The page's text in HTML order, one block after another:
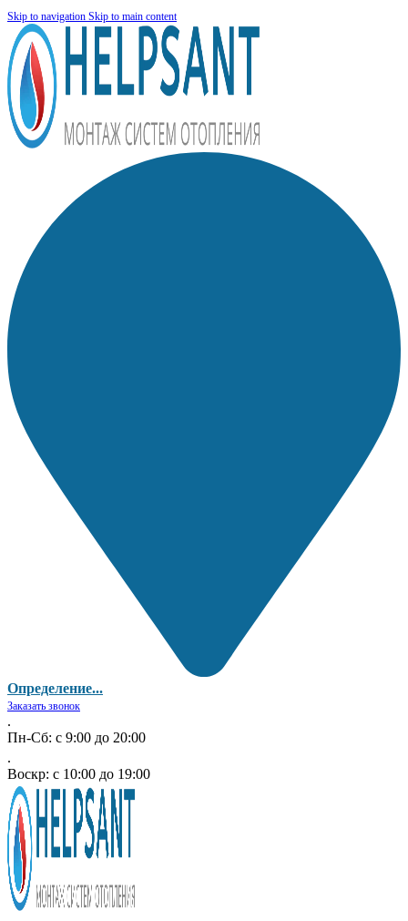
Skip to navigation Skip to main content
Определение...
Заказать звонок
.
Пн-Сб: с 9:00 до 20:00
.
Воскр: с 10:00 до 19:00